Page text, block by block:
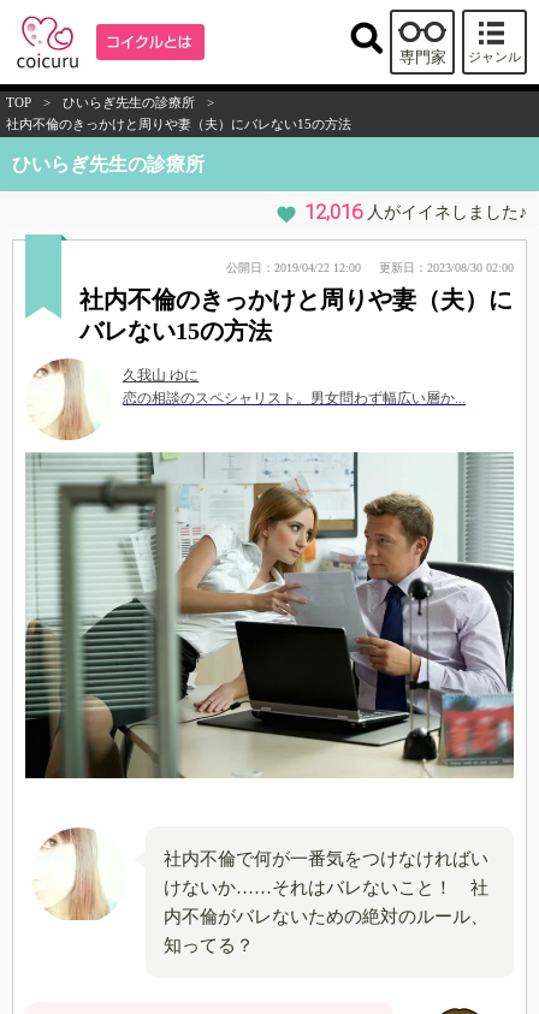
ジャンル
専門家
TOP > ひいらぎ先生の診療所
>
社内不倫のきっかけと周りや妻（夫）にバレない15の方法
ひいらぎ先生の診療所
12,016 人がイイネしました♪
公開日：2019/04/22 12:00 更新日：2023/08/30 02:00
社内不倫のきっかけと周りや妻（夫）に
バレない15の方法
久我山 ゆに
恋の相談のスペシャリスト。男女問わず幅広い層か...
社内不倫で何が一番気をつけなければい
けないか……それはバレないこと！ 社
内不倫がバレないための絶対のルール、
知ってる？